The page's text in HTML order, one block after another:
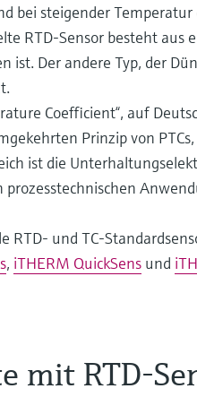
bei steigender
RTD-Sensor besteht aus
ist. Der andere Typ, der
Coefficient“, auf
Prinzip von
ist die
RTD- und TC-
, iTHERM QuickSens und
nicht! Heute geht es um
mit RTD-